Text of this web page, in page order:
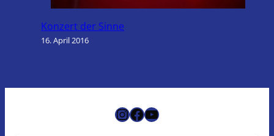
Konzert der Sinne
16. April 2016
Instagram
Facebook
YouTube